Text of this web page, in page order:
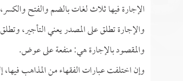
الإجارة فيها ثلاث لغات بالضم والفتح
والإجارة تطلق على المصدر يعني التأجير،
والمقصود بالإجارة هي: منفعة على عوض.
وإن اختلفت عبارات الفقهاء من المذاهب